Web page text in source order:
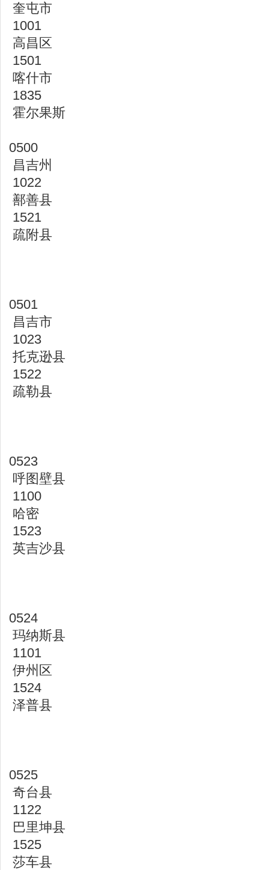
奎屯市
1001
高昌区
1501
喀什市
1835
霍尔果斯
0500
昌吉州
1022
鄯善县
1521
疏附县
0501
昌吉市
1023
托克逊县
1522
疏勒县
0523
呼图壁县
1100
哈密
1523
英吉沙县
0524
玛纳斯县
1101
伊州区
1524
泽普县
0525
奇台县
1122
巴里坤县
1525
莎车县